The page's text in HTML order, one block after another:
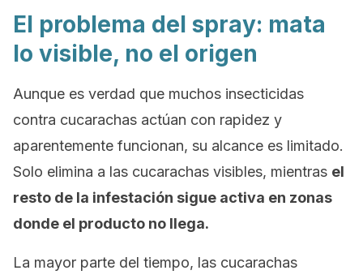
El problema del spray: mata
lo visible, no el origen
Aunque es verdad que muchos insecticidas
contra cucarachas actúan con rapidez y
aparentemente funcionan, su alcance es limitado.
Solo elimina a las cucarachas visibles, mientras el
resto de la infestación sigue activa en zonas
donde el producto no llega.
La mayor parte del tiempo, las cucarachas